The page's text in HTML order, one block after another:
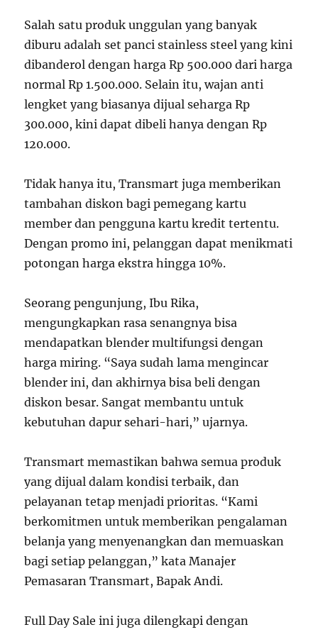
Salah satu produk unggulan yang banyak
diburu adalah set panci stainless steel yang kini
dibanderol dengan harga Rp 500.000 dari harga
normal Rp 1.500.000. Selain itu, wajan anti
lengket yang biasanya dijual seharga Rp
300.000, kini dapat dibeli hanya dengan Rp
120.000.
Tidak hanya itu, Transmart juga memberikan
tambahan diskon bagi pemegang kartu
member dan pengguna kartu kredit tertentu.
Dengan promo ini, pelanggan dapat menikmati
potongan harga ekstra hingga 10%.
Seorang pengunjung, Ibu Rika,
mengungkapkan rasa senangnya bisa
mendapatkan blender multifungsi dengan
harga miring. “Saya sudah lama mengincar
blender ini, dan akhirnya bisa beli dengan
diskon besar. Sangat membantu untuk
kebutuhan dapur sehari-hari,” ujarnya.
Transmart memastikan bahwa semua produk
yang dijual dalam kondisi terbaik, dan
pelayanan tetap menjadi prioritas. “Kami
berkomitmen untuk memberikan pengalaman
belanja yang menyenangkan dan memuaskan
bagi setiap pelanggan,” kata Manajer
Pemasaran Transmart, Bapak Andi.
Full Day Sale ini juga dilengkapi dengan